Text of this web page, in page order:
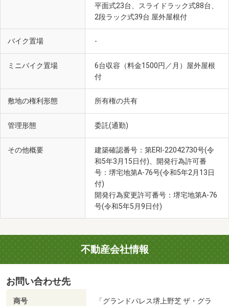
平面式23台、スライドラック式88台、
2段ラック式39台 屋外屋根付
バイク置場 -
ミニバイク置場
6台収容（料金1500円／月）屋外屋根
付
敷地の権利形態 所有権の共有
管理形態 委託(通勤)
その他概要
建築確認番号：第ERI-22042730号(令
和5年3月15日付)、開発行為許可番
号：堺宅地第A-76号(令和5年2月13日
付)
開発行為変更許可番号：堺宅地第A-76
号(令和5年5月9日付)
不動産会社情報
お問い合わせ先
商号
「グランドパレス堺上野芝 ザ・グラ